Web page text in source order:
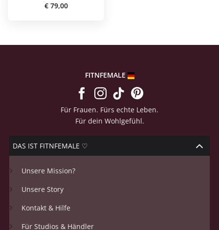
€79,00
FITNFEMALE
Für Frauen. Fürs echte Leben.
Für dein Wohlgefühl.
DAS IST FITNFEMALE ♡
Unsere Mission?
Unsere Story
Kontakt & Hilfe
Für Studios & Händler